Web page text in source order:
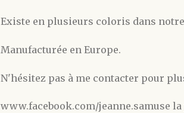
Existe en plusieurs coloris dans
Manufacturée en Europe.
N'hésitez pas à me contacter pour
www.facebook.com/jeanne.samuse la